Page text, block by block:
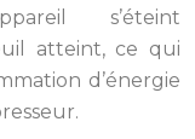
s’éteint
atteint, ce qui
d’énergie